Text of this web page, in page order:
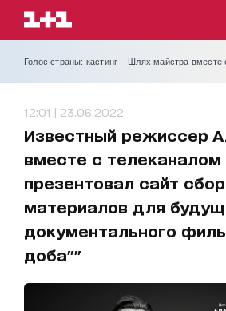
Голос страны: кастинг Шлях майстра вместе
12:01 | 23.06.2022
Известный режиссер
вместе с телеканалом
презентовал сайт
материалов для
документального
доба""